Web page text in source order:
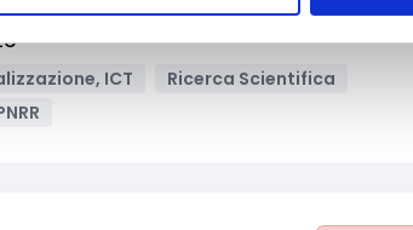
ICT
Ricerca Scientifica